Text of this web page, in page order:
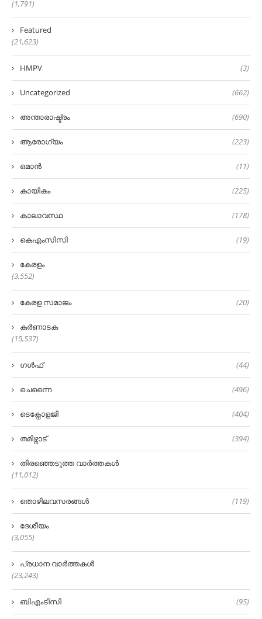
(1,791)
Featured
(21,623)
HMPV (3)
Uncategorized (662)
അന്താരാഷ്ട്രം (690)
ആരോഗ്യം (223)
ഒമാൻ (11)
കായികം (225)
കാലാവസ്ഥ (178)
കെഎംസിസി (19)
കേരളം
(3,552)
കേരള സമാജം (20)
കർണാടക
(15,537)
ഗൾഫ് (44)
ചെന്നൈ (496)
ടെക്നോളജി (404)
തമിഴ്നാട് (394)
തിരഞ്ഞെടുത്ത വാർത്തകൾ
(11,012)
തൊഴിലവസരങ്ങൾ (119)
ദേശീയം
(3,055)
പ്രധാന വാർത്തകൾ
(23,243)
ബിഎംടിസി (95)